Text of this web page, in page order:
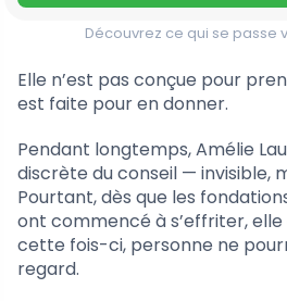
Découvrez ce qui se passe
Elle n’est pas conçue pour
est faite pour en donner.
Pendant longtemps, Amélie
discrète du conseil — invisible,
Pourtant, dès que les
ont commencé à s’effriter, elle
cette fois-ci, personne ne
regard.